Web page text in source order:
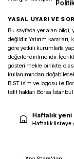
YASAL UYARI VE
Bu sayfada yer alan bilgi,
değildir. Yatırım
göre yetkili kurumlarla
değerlendirilmelidir.
gösterilmekle birlikte,
kullanımından
BIST isim ve logosu ile
telif hakları Borsa İstanbul
Haftalık
Haftalık listeye